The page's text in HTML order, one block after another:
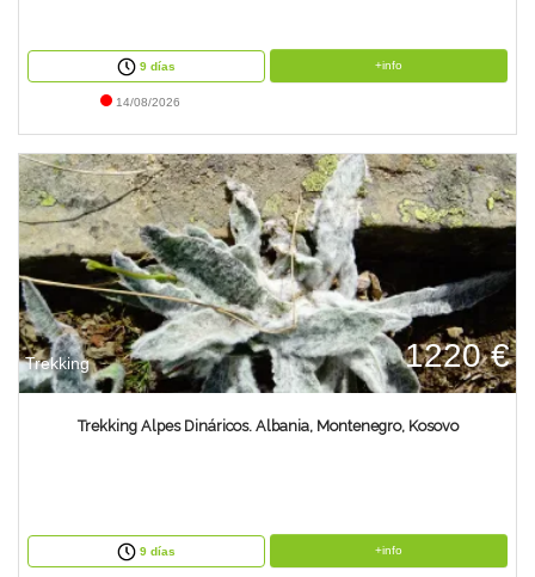
9 días +info
14/08/2026
Trekking 1220 €
Trekking Alpes Dináricos. Albania, Montenegro, Kosovo
9 días +info